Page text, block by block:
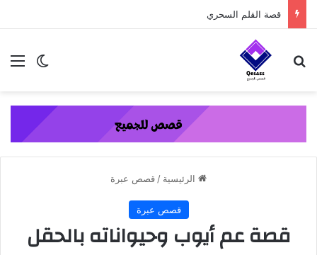
content
قصة القلم السحري
الوضع بحث عن
الرئيسية / قصص عبرة
قصص عبرة
قصة عم أيوب وحيواناته بالحقل